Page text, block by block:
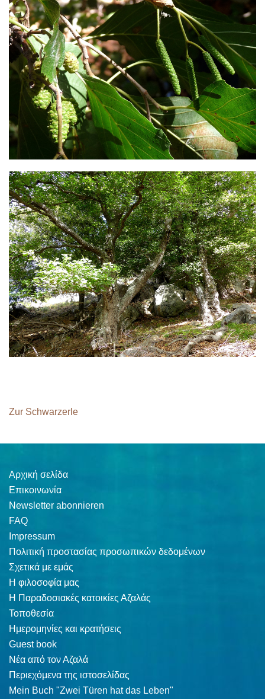
Zur Schwarzerle
Αρχική σελίδα
Επικοινωνία
Newsletter abonnieren
FAQ
Impressum
Πολιτική προστασίας προσωπικών δεδομένων
Σχετικά με εμάς
Η φιλοσοφία μας
Η Παραδοσιακές κατοικίες Αζαλάς
Τοποθεσία
Ημερομηνίες και κρατήσεις
Guest book
Νέα από τον Αζαλά
Περιεχόμενα της ιστοσελίδας
Mein Buch "Zwei Türen hat das Leben"